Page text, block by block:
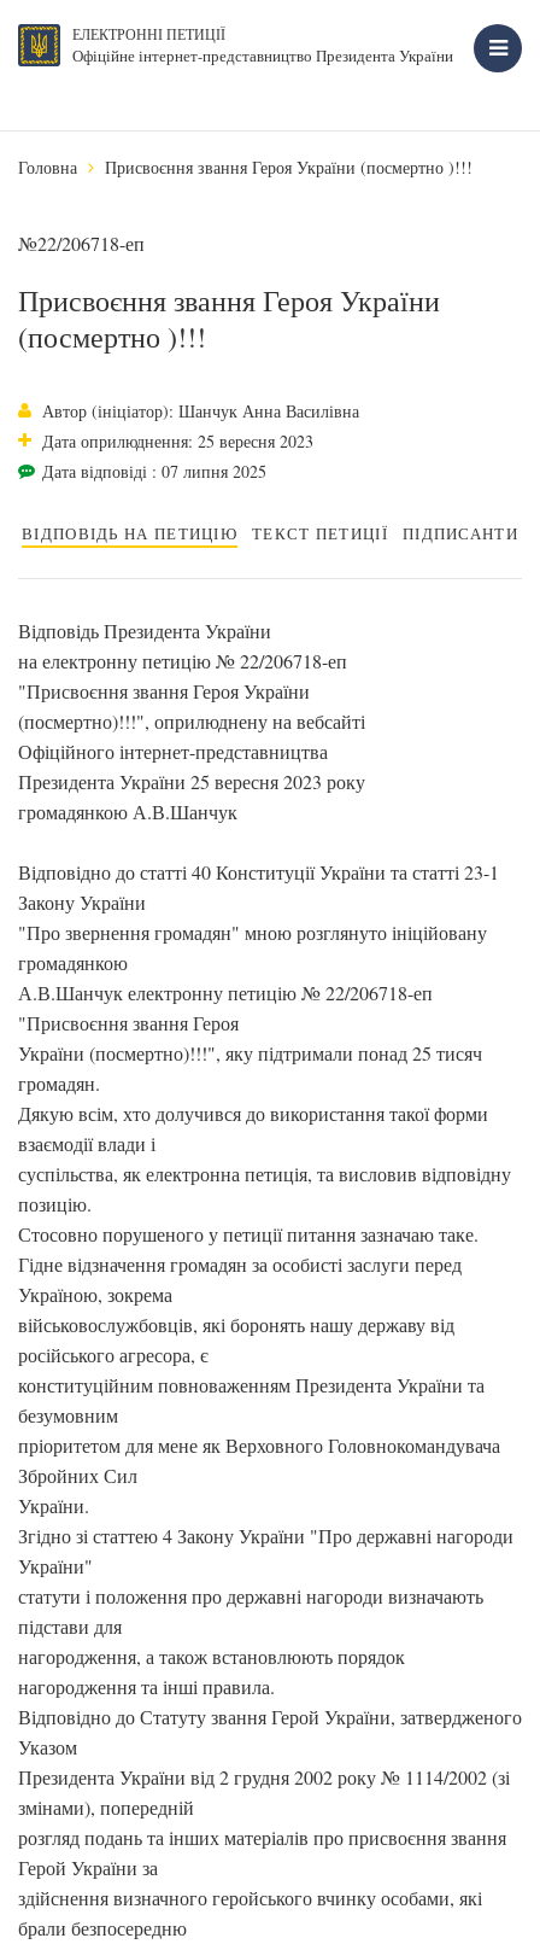
ЕЛЕКТРОННІ ПЕТИЦІЇ
Офіційне інтернет-представництво Президента України
Головна Присвоєння звання Героя України (посмертно )!!!
№22/206718-еп
Присвоєння звання Героя України
(посмертно )!!!
Автор (ініціатор): Шанчук Анна Василівна
Дата оприлюднення: 25 вересня 2023
Дата відповіді : 07 липня 2025
ВІДПОВІДЬ НА ПЕТИЦІЮ ТЕКСТ ПЕТИЦІЇ ПІДПИСАНТИ
Відповідь Президента України
на електронну петицію № 22/206718-еп
"Присвоєння звання Героя України
(посмертно)!!!", оприлюднену на вебсайті
Офіційного інтернет-представництва
Президента України 25 вересня 2023 року
громадянкою А.В.Шанчук
Відповідно до статті 40 Конституції України та статті 23-1
Закону України
"Про звернення громадян" мною розглянуто ініційовану
громадянкою
А.В.Шанчук електронну петицію № 22/206718-еп
"Присвоєння звання Героя
України (посмертно)!!!", яку підтримали понад 25 тисяч
громадян.
Дякую всім, хто долучився до використання такої форми
взаємодії влади і
суспільства, як електронна петиція, та висловив відповідну
позицію.
Стосовно порушеного у петиції питання зазначаю таке.
Гідне відзначення громадян за особисті заслуги перед
Україною, зокрема
військовослужбовців, які боронять нашу державу від
російського агресора, є
конституційним повноваженням Президента України та
безумовним
пріоритетом для мене як Верховного Головнокомандувача
Збройних Сил
України.
Згідно зі статтею 4 Закону України "Про державні нагороди
України"
статути і положення про державні нагороди визначають
підстави для
нагородження, а також встановлюють порядок
нагородження та інші правила.
Відповідно до Статуту звання Герой України, затвердженого
Указом
Президента України від 2 грудня 2002 року № 1114/2002 (зі
змінами), попередній
розгляд подань та інших матеріалів про присвоєння звання
Герой України за
здійснення визначного геройського вчинку особами, які
брали безпосередню